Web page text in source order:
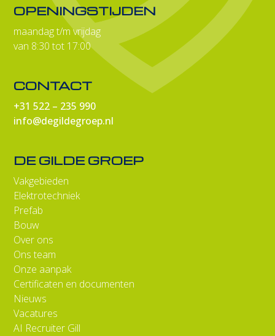
OPENINGSTIJDEN
maandag t/m vrijdag
van 8:30 tot 17:00
CONTACT
+31 522 – 235 990
info@degildegroep.nl
DE GILDE GROEP
Vakgebieden
Elektrotechniek
Prefab
Bouw
Over ons
Ons team
Onze aanpak
Certificaten en documenten
Nieuws
Vacatures
AI Recruiter Gill